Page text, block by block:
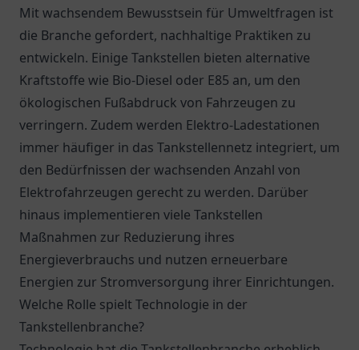
Mit wachsendem Bewusstsein für Umweltfragen ist
die Branche gefordert, nachhaltige Praktiken zu
entwickeln. Einige Tankstellen bieten alternative
Kraftstoffe wie Bio-Diesel oder E85 an, um den
ökologischen Fußabdruck von Fahrzeugen zu
verringern. Zudem werden Elektro-Ladestationen
immer häufiger in das Tankstellennetz integriert, um
den Bedürfnissen der wachsenden Anzahl von
Elektrofahrzeugen gerecht zu werden. Darüber
hinaus implementieren viele Tankstellen
Maßnahmen zur Reduzierung ihres
Energieverbrauchs und nutzen erneuerbare
Energien zur Stromversorgung ihrer Einrichtungen.
Welche Rolle spielt Technologie in der
Tankstellenbranche?